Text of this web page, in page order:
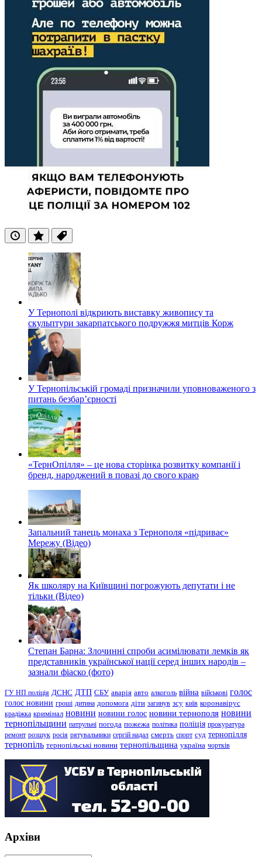
ОстанніПопулярні
Теги
У Тернополі відкриють виставку живопису та
скульптури закарпатського подружжя митців Корж
У Тернопільській громаді призначили уповноваженого з
питань безбар’єрності
«ТернОпілля» – це нова сторінка розвитку компанії і
бренд, народжений в повазі до свого краю
Запальний танець монаха з Тернополя «підриває»
Мережу (Відео)
Як школяру на Київщині погрожують депутати і не
тільки (Відео)
Степан Барна: Злочинні спроби асимілювати лемків як
представників української нації серед інших народів –
зазнали фіаско (фото)
ГУ НП поліція ДСНС ДТП СБУ аварія авто алкоголь війна військові голос
голос новини гроші дитина допомога діти загинув зсу київ коронавірус
крадіжка кримінал новини новини голос новини тернополя новини
тернопільщини патрульні погода пожежа політика поліція прокуратура
ремонт розшук росія рятувальники сергій надал смерть спорт суд тернопілля
тернопіль тернопільські новини тернопільщина україна чортків
Архіви